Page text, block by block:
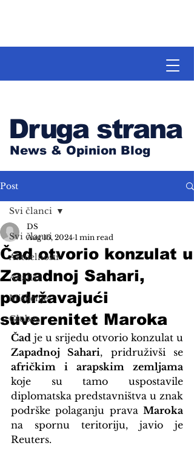
Druga strana
News & Opinion Blog
Post
Svi članci
Aktuelnosti
Analize
Mišljenje
Globus
Svi članci
Čad otvorio konzulat u
Zapadnoj Sahari,
podržavajući
suverenitet Maroka
DS
Aug 16, 2024 1 min read
Čad
Zapadnoj Sahari
afričkim i arapskim zemljama
koje su tamo uspostavile
diplomatska predstavništva u znak
podrške polaganju prava Maroka
na spornu teritoriju, javio je
Reuters.